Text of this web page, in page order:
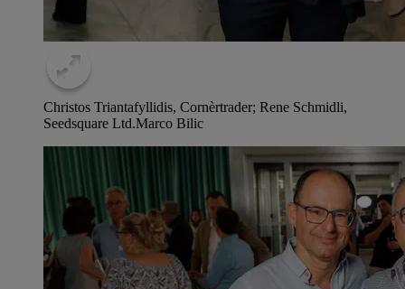
Christos Triantafyllidis, Cornèrtrader; Rene Schmidli,
Seedsquare Ltd.Marco Bilic